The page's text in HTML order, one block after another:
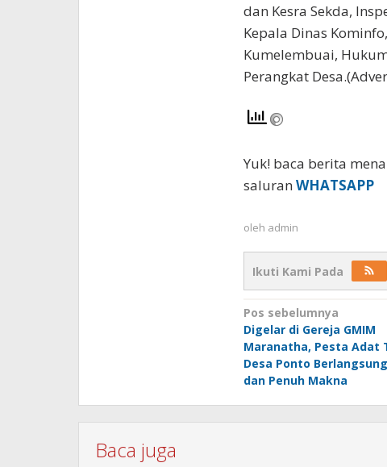
dan Kesra Sekda,
Kepala Dinas
Kumelembuai,
Perangkat
Yuk! baca berita
saluran WHATSAPP
oleh admin
Ikuti Kami Pada
Navigasi
pos
Pos sebelumnya
Digelar di Gereja GMIM
Maranatha, Pesta Adat
Desa Ponto
dan Penuh Makna
Baca juga